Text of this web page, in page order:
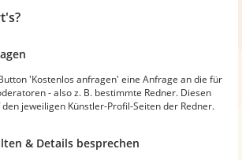
'Kostenlos anfragen' eine Anfrage an die für
- also z. B. bestimmte Redner. Diesen
jeweiligen Künstler-Profil-Seiten der Redner.
& Details besprechen